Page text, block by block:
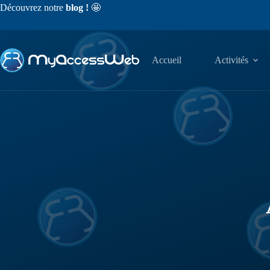
Découvrez notre blog ! 🤩
Accueil Activités